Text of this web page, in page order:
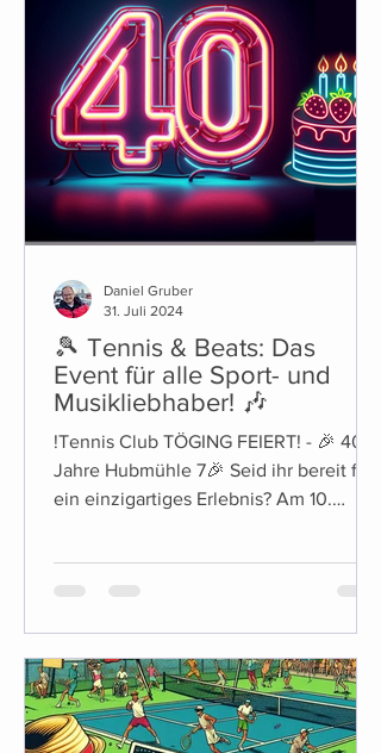
🎾 Tennis & Beats: Das
Event für alle Sport- und
Musikliebhaber! 🎶
!Tennis Club TÖGING FEIERT! - 🎉 40
Jahre Hubmühle 7🎉 Seid ihr bereit für
ein einzigartiges Erlebnis? Am 10.
Daniel Gruber
31. Juli 2024